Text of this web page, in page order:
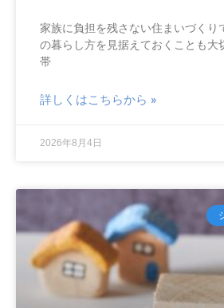
家族に負担を残さない住まいづくり
の暮らし方を見据えておくことも大
帯
詳しくはこちらから »
2026年8月4日